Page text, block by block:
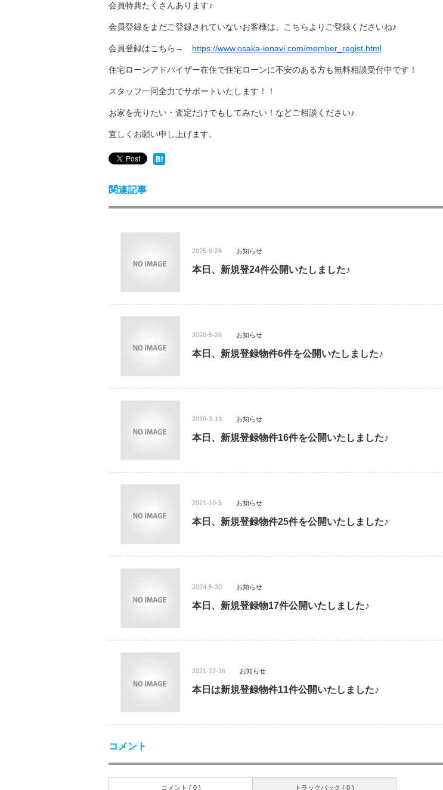
会員特典たくさんあります♪
会員登録をまだご登録されていないお客様は、こちらよりご登録くださいね♪
会員登録はこちら→ https://www.osaka-ienavi.com/member_regist.html
住宅ローンアドバイザー在住で住宅ローンに不安のある方も無料相談受付中です！
スタッフ一同全力でサポートいたします！！
お家を売りたい・査定だけでもしてみたい！などご相談ください♪
宜しくお願い申し上げます。
関連記事
2025-9-26 お知らせ
本日、新規登24件公開いたしました♪
2020-5-28 お知らせ
本日、新規登録物件6件を公開いたしました♪
2019-3-19 お知らせ
本日、新規登録物件16件を公開いたしました♪
2021-10-5 お知らせ
本日、新規登録物件25件を公開いたしました♪
2024-5-30 お知らせ
本日、新規登録物17件公開いたしました♪
2021-12-16 お知らせ
本日は新規登録物件11件公開いたしました♪
コメント
トラックバック ( 0 )
コメント ( 0 )